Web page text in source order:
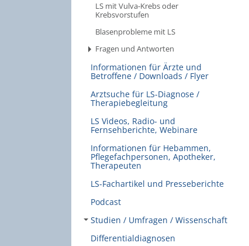
LS mit Vulva-Krebs oder
Krebsvorstufen
Blasenprobleme mit LS
Fragen und Antworten
Informationen für Ärzte und
Betroffene / Downloads / Flyer
Arztsuche für LS-Diagnose /
Therapiebegleitung
LS Videos, Radio- und
Fernsehberichte, Webinare
Informationen für Hebammen,
Pflegefachpersonen, Apotheker,
Therapeuten
LS-Fachartikel und Presseberichte
Podcast
Studien / Umfragen / Wissenschaft
Differentialdiagnosen